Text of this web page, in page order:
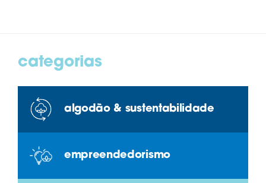
categorias
algodão & sustentabilidade
empreendedorismo